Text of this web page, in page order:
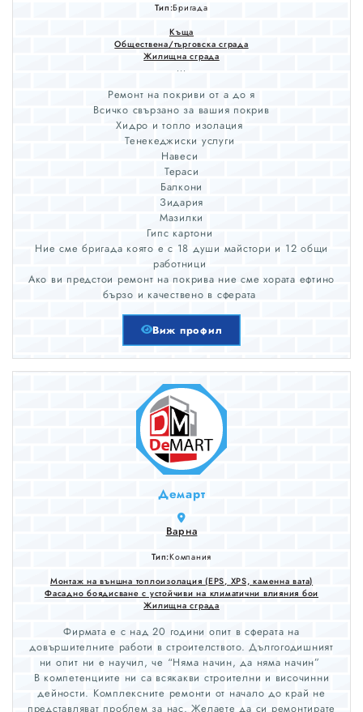
Тип:Бригада
Къща
Обществена/търговска сграда
Жилищна сграда
...
Ремонт на покриви от а до я
Всичко свързано за вашия покрив
Хидро и топло изолация
Тенекеджиски услуги
Навеси
Тераси
Балкони
Зидария
Мазилки
Гипс картони
Ние сме бригада която е с 18 души майстори и 12 общи
работници
Ако ви предстои ремонт на покрива ние сме хората ефтино
бързо и качествено в сферата
Виж профил
Демарт
Варна
Тип:Компания
Монтаж на външна топлоизолация (EPS, XPS, каменна вата)
Фасадно боядисване с устойчиви на климатични влияния бои
Жилищна сграда
Фирмата е с над 20 години опит в сферата на
довършителните работи в строителството. Дългогодишният
ни опит ни е научил, че “Няма начин, да няма начин”
В компетенциите ни са всякакви строителни и височинни
дейности. Комплексните ремонти от начало до край не
представляват проблем за нас. Желаете да си ремонтирате